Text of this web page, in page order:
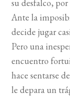
su desfalco,
Ante la
decide jugar
Pero una
encuentro
hace sentarse
le depara un